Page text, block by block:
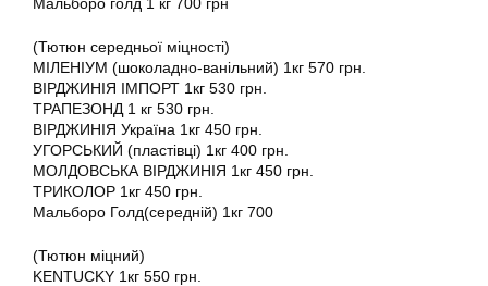
(Тютюн середньої міцності)
МІЛЕНІУМ (шоколадно-ванільний) 1кг 570 грн.
ВІРДЖИНІЯ ІМПОРТ 1кг 530 грн.
ТРАПЕЗОНД 1 кг 530 грн.
ВІРДЖИНІЯ Україна 1кг 450 грн.
УГОРСЬКИЙ (пластівці) 1кг 400 грн.
МОЛДОВСЬКА ВІРДЖИНІЯ 1кг 450 грн.
ТРИКОЛОР 1кг 450 грн.
Мальборо Голд(середній) 1кг 700
(Тютюн міцний)
KENTUCKY 1кг 550 грн.